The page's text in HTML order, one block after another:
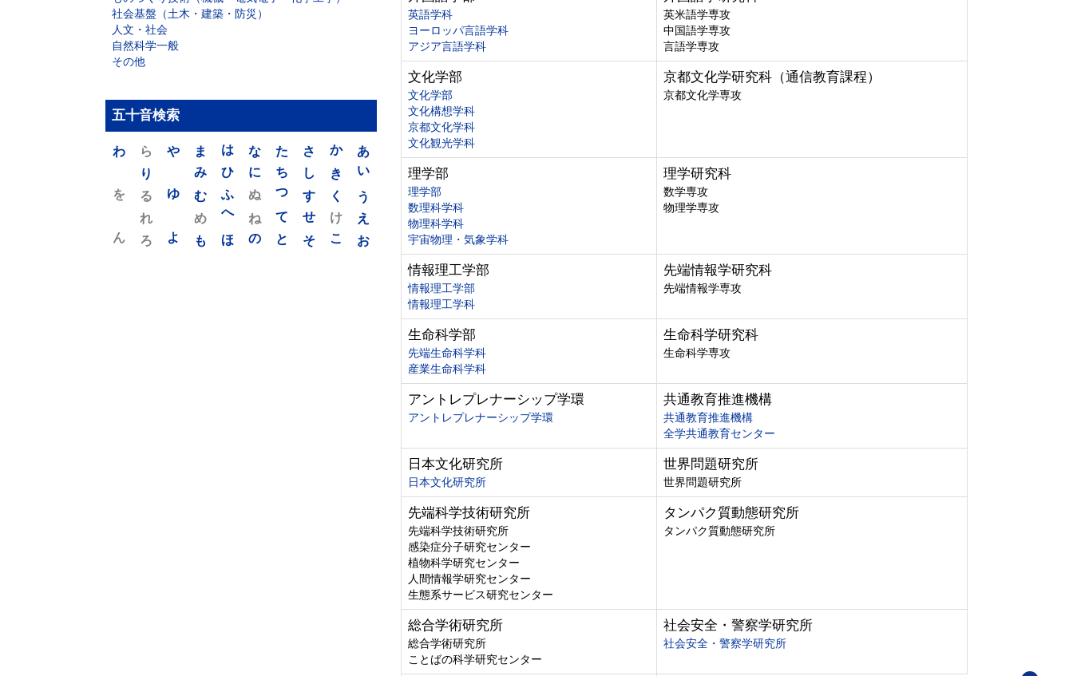
社会基盤（土木・建築・防災）
人文・社会
自然科学一般
その他
五十音検索
あ
い
う
え
お
か
き
く
け
こ
さ
し
す
せ
そ
た
ち
つ
て
と
な
に
ぬ
ね
の
は
ひ
ふ
へ
ほ
ま
み
む
め
も
や
ゆ
よ
ら
り
る
れ
ろ
わ
を
ん
英語学科
ヨーロッパ言語学科
アジア言語学科
英米語学専攻
中国語学専攻
言語学専攻
文化学部
文化学部
文化構想学科
京都文化学科
文化観光学科
京都文化学研究科（通信教育課程）
京都文化学専攻
理学部
理学部
数理科学科
物理科学科
宇宙物理・気象学科
理学研究科
数学専攻
物理学専攻
情報理工学部
情報理工学部
情報理工学科
先端情報学研究科
先端情報学専攻
生命科学部
先端生命科学科
産業生命科学科
生命科学研究科
生命科学専攻
アントレプレナーシップ学環
アントレプレナーシップ学環
共通教育推進機構
共通教育推進機構
全学共通教育センター
日本文化研究所
日本文化研究所
世界問題研究所
世界問題研究所
先端科学技術研究所
先端科学技術研究所
感染症分子研究センター
植物科学研究センター
人間情報学研究センター
生態系サービス研究センター
タンパク質動態研究所
タンパク質動態研究所
総合学術研究所
総合学術研究所
ことばの科学研究センター
社会安全・警察学研究所
社会安全・警察学研究所